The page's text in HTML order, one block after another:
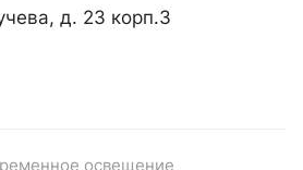
д. 23 корп.3
освещение